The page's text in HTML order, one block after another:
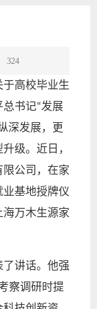
324
高校毕业生
总书记“发展
深发展，更
级。近日，
公司，在家
基地授牌仪
万木生源家
讲话。他强
察调研时提